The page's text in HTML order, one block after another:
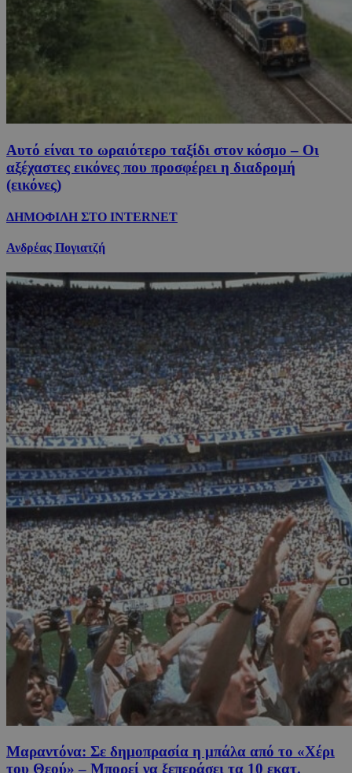
Αυτό είναι το ωραιότερο ταξίδι στον κόσμο – Οι
αξέχαστες εικόνες που προσφέρει η διαδρομή
(εικόνες)
ΔΗΜΟΦΙΛΗ ΣΤΟ INTERNET
Ανδρέας Πογιατζή
Μαραντόνα: Σε δημοπρασία η μπάλα από το «Χέρι
του Θεού» – Μπορεί να ξεπεράσει τα 10 εκατ.